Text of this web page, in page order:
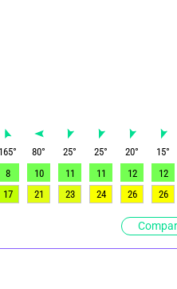
165° 80° 25° 25° 20° 15°
8 10 11 11 12 12
17 21 23 24 26 26